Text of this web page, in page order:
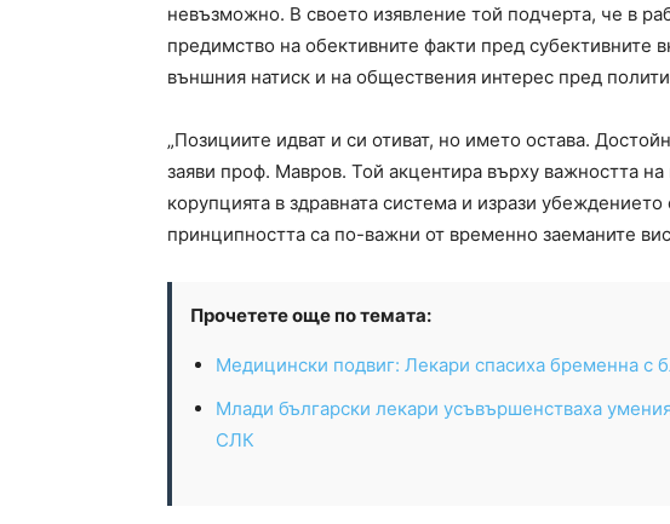
невъзможно. В своето изявление той подчерта, че в
предимство на обективните факти пред субективните
външния натиск и на обществения интерес пред
„Позициите идват и си отиват, но името остава.
заяви проф. Мавров. Той акцентира върху важността
корупцията в здравната система и изрази
принципността са по-важни от временно заеманите
Прочетете още по темата:
Медицински подвиг: Лекари спасиха бременна с
Млади български лекари усъвършенстваха
СЛК